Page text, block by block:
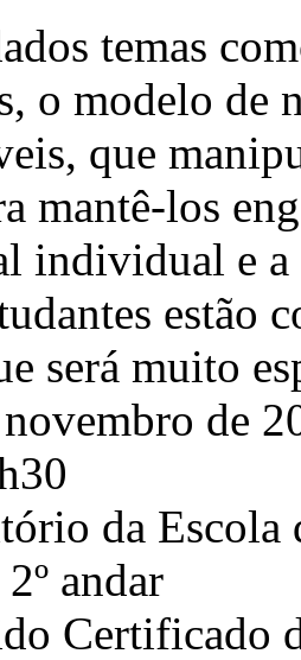
temas
o modelo de
que
mantê-los
individual e
estão
será muito
de
da Escola
andar
Certificado